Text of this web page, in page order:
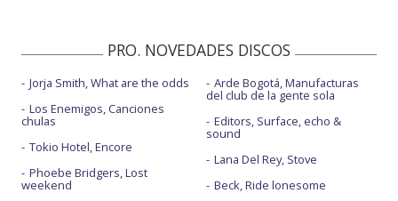
PRO. NOVEDADES DISCOS
Jorja Smith, What are the odds
Los Enemigos, Canciones
chulas
Tokio Hotel, Encore
Phoebe Bridgers, Lost
weekend
Arde Bogotá, Manufacturas
del club de la gente sola
Editors, Surface, echo &
sound
Lana Del Rey, Stove
Beck, Ride lonesome